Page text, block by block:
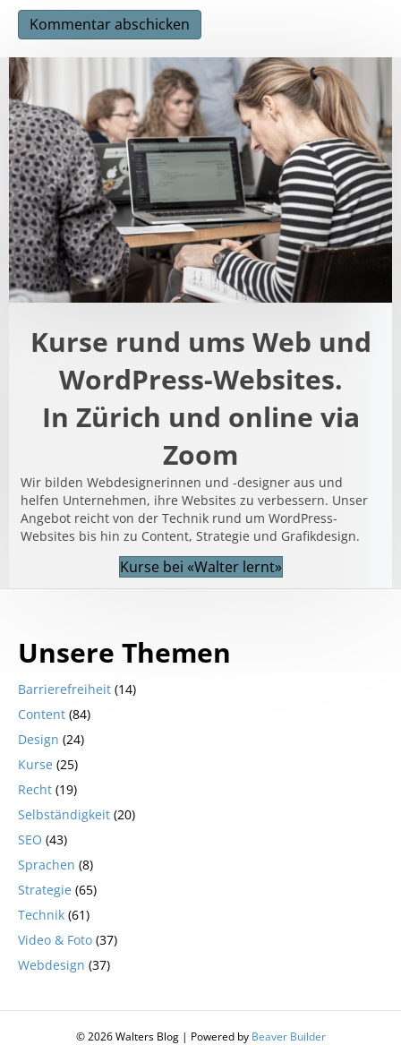
A
l
t
e
r
n
a
t
i
v
e
:
Kurse rund ums Web und
WordPress-Websites.
In Zürich und online via
Zoom
Wir bilden Webdesignerinnen und -designer aus und
helfen Unternehmen, ihre Websites zu verbessern. Unser
Angebot reicht von der Technik rund um WordPress-
Websites bis hin zu Content, Strategie und Grafikdesign.
Kurse bei «Walter lernt»
Unsere Themen
Barrierefreiheit (14)
Content (84)
Design (24)
Kurse (25)
Recht (19)
Selbständigkeit (20)
SEO (43)
Sprachen (8)
Strategie (65)
Technik (61)
Video & Foto (37)
Webdesign (37)
© 2026 Walters Blog | Powered by Beaver Builder